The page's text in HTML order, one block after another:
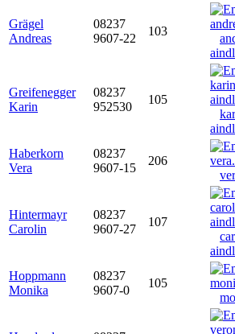
Grägel
Andreas
08237
9607-22
103
Greifenegger
Karin
08237
952530
105
Haberkorn
Vera
08237
9607-15
206
Hintermayr
Carolin
08237
9607-27
107
Hoppmann
Monika
08237
9607-0
105